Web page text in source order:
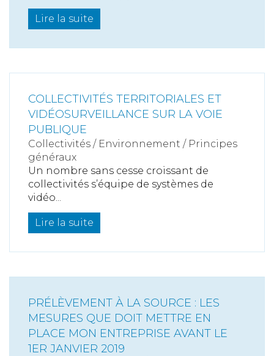
Lire la suite
COLLECTIVITÉS TERRITORIALES ET
VIDÉOSURVEILLANCE SUR LA VOIE
PUBLIQUE
Collectivités / Environnement / Principes
généraux
Un nombre sans cesse croissant de
collectivités s’équipe de systèmes de
vidéo...
Lire la suite
PRÉLÈVEMENT À LA SOURCE : LES
MESURES QUE DOIT METTRE EN
PLACE MON ENTREPRISE AVANT LE
1ER JANVIER 2019